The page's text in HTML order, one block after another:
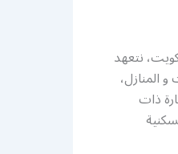
نتعهد
المنازل،
ذات